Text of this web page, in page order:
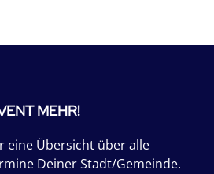
MEHR!
eine Übersicht über alle
Deiner Stadt/Gemeinde.